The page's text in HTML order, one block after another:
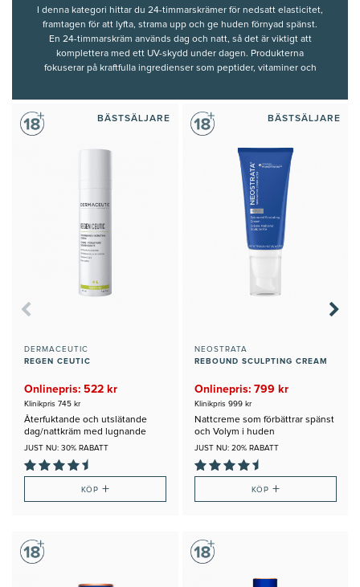
I denna kategori hittar du 24-timmarskrämer för nedsatt elasticitet,
framtagen för att lyfta, strama upp och ge huden förnyad spänst.
En 24-timmarskräm används dag och natt, så det är viktigt att
komplettera med ett UV-skydd under dagen. Produkterna
fokuserar på kraftfulla ingredienser som peptider, vitaminer och
förbättra spänsten. Genom att addera volymgivande och
uppstramande ingredienser hjälper du huden att återfå sin
ursprungliga spänst och en slät hudstruktur.
Sortimentet bygger på avancerade tekniker och ingredienser med
dokumenterad effekt på hudens fasthet. Här samlar vi de bästa
ansiktskrämerna som arbetar långsiktigt för att ge en fastare,
smidigare och mer definierad hudstruktur.
Innehållet och rekommendationerna på denna sida är framtagna
och granskade av våra auktoriserade hudterapeuter.
BÄSTSÄLJARE
DERMACEUTIC
REGEN CEUTIC
Onlinepris: 522 kr
Klinikpris 745 kr
Återfuktande och utslätande
dag/nattkräm med lugnande
egenskaper
JUST NU: 30% RABATT
KÖP +
BÄSTSÄLJARE
NEOSTRATA
REBOUND SCULPTING CREAM
Onlinepris: 799 kr
Klinikpris 999 kr
Nattcreme som förbättrar spänst
och Volym i huden
JUST NU: 20% RABATT
KÖP +